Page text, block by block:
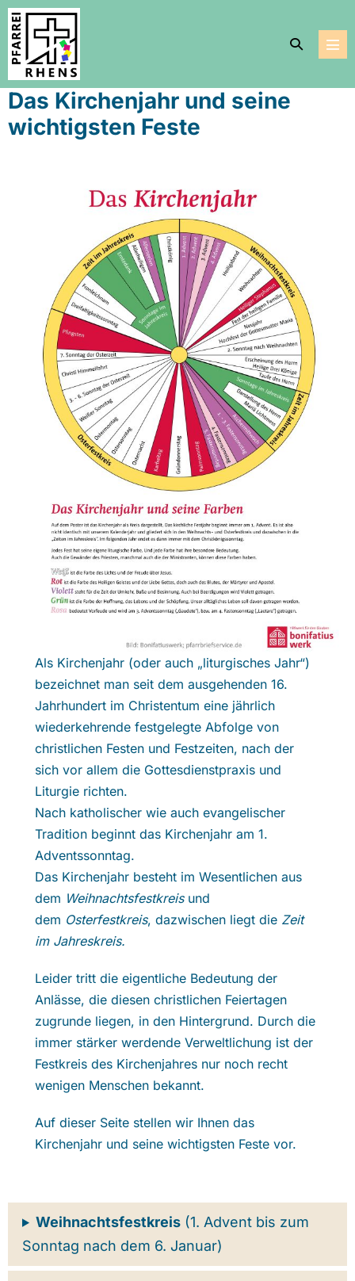
Zum
Inhalt
springen
Suche-
Das Kirchenjahr und seine
wichtigsten Feste
Als Kirchenjahr (oder auch „liturgisches Jahr“)
bezeichnet man seit dem ausgehenden 16.
Jahrhundert im Christentum eine jährlich
wiederkehrende festgelegte Abfolge von
christlichen Festen und Festzeiten, nach der
sich vor allem die Gottesdienstpraxis und
Liturgie richten.
Nach katholischer wie auch evangelischer
Tradition beginnt das Kirchenjahr am 1.
Adventssonntag.
Das Kirchenjahr besteht im Wesentlichen aus
dem Weihnachtsfestkreis und
dem Osterfestkreis, dazwischen liegt die Zeit
im Jahreskreis.
Leider tritt die eigentliche Bedeutung der
Anlässe, die diesen christlichen Feiertagen
zugrunde liegen, in den Hintergrund. Durch die
immer stärker werdende Verweltlichung ist der
Festkreis des Kirchenjahres nur noch recht
wenigen Menschen bekannt.
Auf dieser Seite stellen wir Ihnen das
Kirchenjahr und seine wichtigsten Feste vor.
Weihnachtsfestkreis(1. Advent bis zum
Sonntag nach dem 6. Januar)